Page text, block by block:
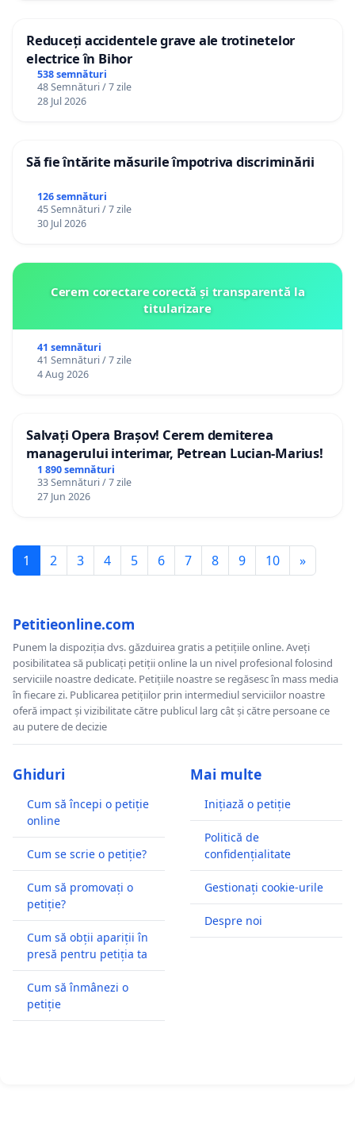
Reduceți accidentele grave ale trotinetelor
electrice în Bihor
538 semnături
48 Semnături / 7 zile
28 Jul 2026
Să fie întărite măsurile împotriva discriminării
126 semnături
45 Semnături / 7 zile
30 Jul 2026
Cerem corectare corectă și transparentă la
titularizare
41 semnături
41 Semnături / 7 zile
4 Aug 2026
Salvați Opera Brașov! Cerem demiterea
managerului interimar, Petrean Lucian-Marius!
1 890 semnături
33 Semnături / 7 zile
27 Jun 2026
1 2 3 4 5 6 7 8 9 10 »
Petitieonline.com
Punem la dispoziția dvs. găzduirea gratis a petițiile online. Aveți
posibilitatea să publicați petiții online la un nivel profesional folosind
serviciile noastre dedicate. Petițiile noastre se regăsesc în mass media
în fiecare zi. Publicarea petițiilor prin intermediul serviciilor noastre
oferă impact și vizibilitate către publicul larg cât și către persoane ce
au putere de decizie
Ghiduri
Cum să începi o petiție
online
Cum se scrie o petiție?
Cum să promovați o
petiție?
Cum să obții apariții în
presă pentru petiția ta
Cum să înmânezi o
petiție
Mai multe
Inițiază o petiție
Politică de
confidențialitate
Gestionați cookie-urile
Despre noi